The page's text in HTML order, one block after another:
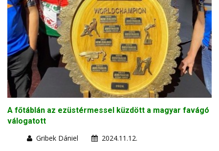
A főtáblán az ezüstérmessel küzdött a magyar favágó
válogatott
Gribek Dániel
2024.11.12.